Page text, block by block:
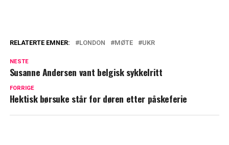
RELATERTE EMNER: LONDON MØTE UKR
NESTE
Susanne Andersen vant belgisk sykkelritt
FORRIGE
Hektisk børsuke står for døren etter påskeferie